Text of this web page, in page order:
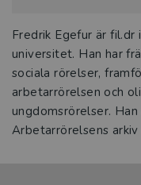
Fredrik Egefur är fil.dr
universitet. Han har
sociala rörelser,
arbetarrörelsen och
ungdomsrörelser.
Arbetarrörelsens arkiv